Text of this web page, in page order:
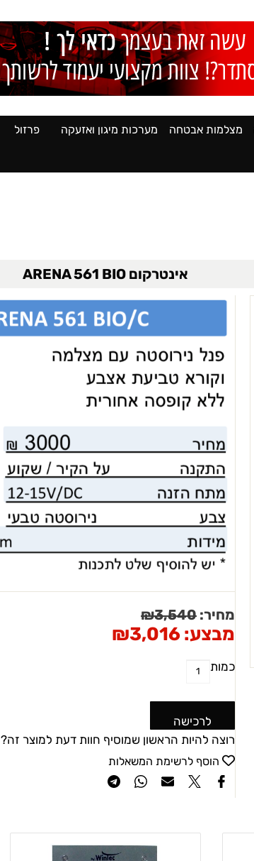
מצלמות אבטחה מערכות מיגון ואזעקה פרזול
אינטרקום ARENA 561 BIO
מחיר: ₪3,540
מבצע: ₪3,016
כמות
לרכישה
רוצה להיות הראשון שמוסיף חוות דעת למוצר זה?
הוסף לרשימת המשאלות